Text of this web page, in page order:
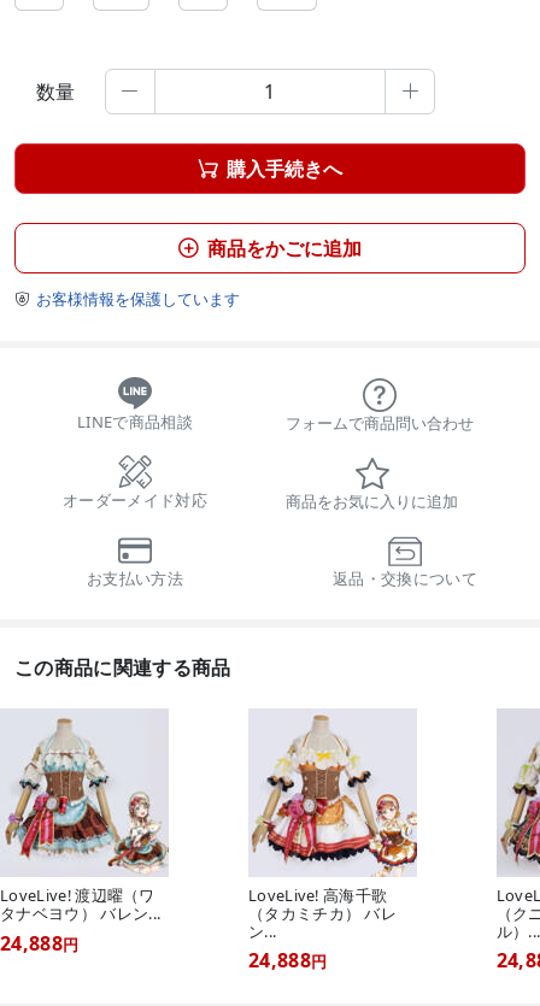
数量  
 購入手続きへ
 商品をかごに追加
 お客様情報を保護しています
LINEで商品相談 フォームで商品問い合わせ
オーダーメイド対応 商品をお気に入りに追加
お支払い方法 返品・交換について
この商品に関連する商品
LoveLive! 渡辺曜（ワ
タナベヨウ） バレン...
24,888円
LoveLive! 高海千歌
（タカミチカ） バレ
ン...
24,888円
（ク
ル）...